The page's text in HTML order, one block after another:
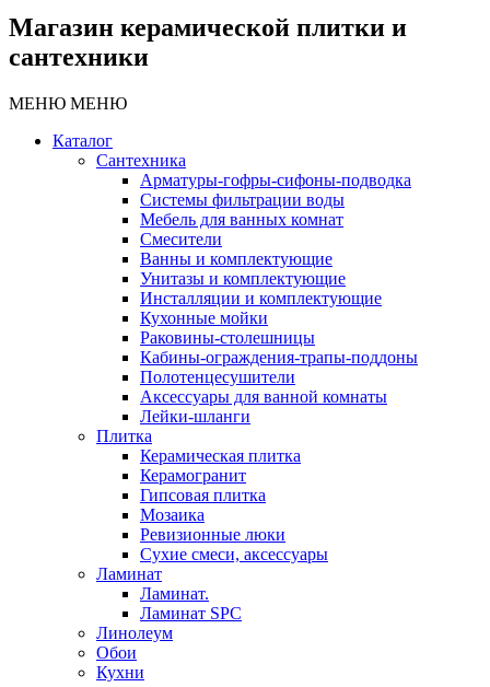
Магазин керамической плитки и
сантехники
МЕНЮ МЕНЮ
Каталог
Сантехника
Арматуры-гофры-сифоны-подводка
Системы фильтрации воды
Мебель для ванных комнат
Смесители
Ванны и комплектующие
Унитазы и комплектующие
Инсталляции и комплектующие
Кухонные мойки
Раковины-столешницы
Кабины-ограждения-трапы-поддоны
Полотенцесушители
Аксессуары для ванной комнаты
Лейки-шланги
Плитка
Керамическая плитка
Керамогранит
Гипсовая плитка
Мозаика
Ревизионные люки
Сухие смеси, аксессуары
Ламинат
Ламинат.
Ламинат SPC
Линолеум
Обои
Кухни